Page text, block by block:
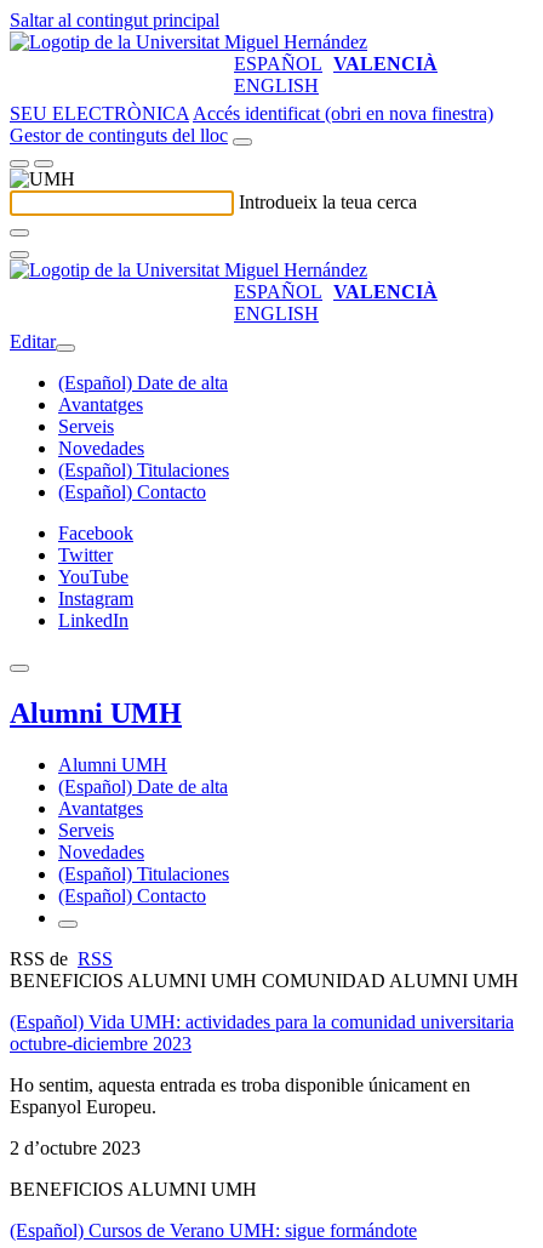
Saltar al contingut principal
ESPAÑOL VALENCIÀ
ENGLISH
SEU ELECTRÒNICA Accés identificat (obri en nova finestra)
Gestor de continguts del lloc
Introdueix la teua cerca
ESPAÑOL VALENCIÀ
ENGLISH
Editar
(Español) Date de alta
Avantatges
Serveis
Novedades
(Español) Titulaciones
(Español) Contacto
Facebook
Twitter
YouTube
Instagram
LinkedIn
Alumni UMH
Alumni UMH
(Español) Date de alta
Avantatges
Serveis
Novedades
(Español) Titulaciones
(Español) Contacto
RSS de RSS
BENEFICIOS ALUMNI UMH COMUNIDAD ALUMNI UMH
(Español) Vida UMH: actividades para la comunidad universitaria
octubre-diciembre 2023
Ho sentim, aquesta entrada es troba disponible únicament en
Espanyol Europeu.
2 d’octubre 2023
BENEFICIOS ALUMNI UMH
(Español) Cursos de Verano UMH: sigue formándote